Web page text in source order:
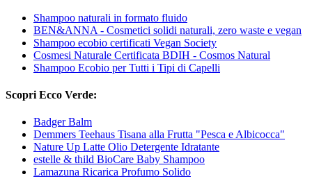
Shampoo naturali in formato fluido
BEN&ANNA - Cosmetici solidi naturali, zero waste e vegan
Shampoo ecobio certificati Vegan Society
Cosmesi Naturale Certificata BDIH - Cosmos Natural
Shampoo Ecobio per Tutti i Tipi di Capelli
Scopri Ecco Verde:
Badger Balm
Demmers Teehaus Tisana alla Frutta "Pesca e Albicocca"
Nature Up Latte Olio Detergente Idratante
estelle & thild BioCare Baby Shampoo
Lamazuna Ricarica Profumo Solido